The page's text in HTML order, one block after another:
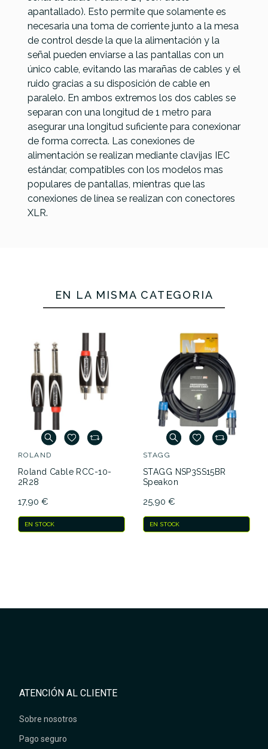
apantallado). Esto permite que solamente es
necesaria una toma de corriente junto a la mesa
de control desde la que la alimentación y la
señal pueden enviarse a las pantallas con un
único cable, evitando las marañas de cables y el
ruido gracias a su disposición de cable en
paralelo. En ambos extremos los dos cables se
separan con una longitud de 1 metro para
asegurar una longitud suficiente para conexionar
de forma correcta. Las conexiones de
alimentación se realizan mediante clavijas IEC
estándar, compatibles con los modelos mas
populares de pantallas, mientras que las
conexiones de línea se realizan con conectores
XLR.
ReferenciaCABLSONOSS011
EN LA MISMA CATEGORÍA
ROLAND
Roland Cable RCC-10-
2R28
17,90 €
EN STOCK
STAGG
STAGG NSP3SS15BR
Speakon
25,90 €
EN STOCK
ATENCIÓN AL CLIENTE
Sobre nosotros
Pago seguro